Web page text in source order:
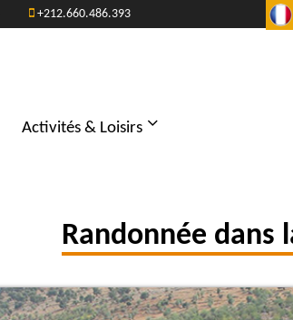
+212.660.486.393
Activités & Loisirs
Randonnée dans